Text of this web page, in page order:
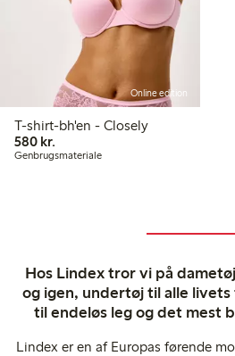
Online edition
T-shirt-bh'en - Closely
580 kr.
Genbrugsmateriale
Hos Lindex tror vi på
og igen, undertøj til alle
til endeløs leg og det mest
Lindex er en af Europas førende